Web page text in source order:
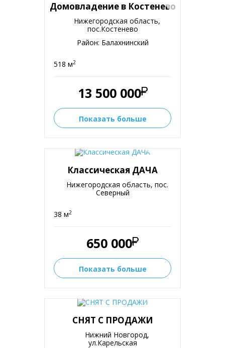
Домовладение в Костенево
Нижегородская область,
пос.Костенево
Район: Балахнинский
518 м2
13 500 000
Показать больше
Классическая ДАЧА
Нижегородская область, пос.
Северный
38 м2
650 000
Показать больше
СНЯТ С ПРОДАЖИ
Нижний Новгород,
ул.Карельская